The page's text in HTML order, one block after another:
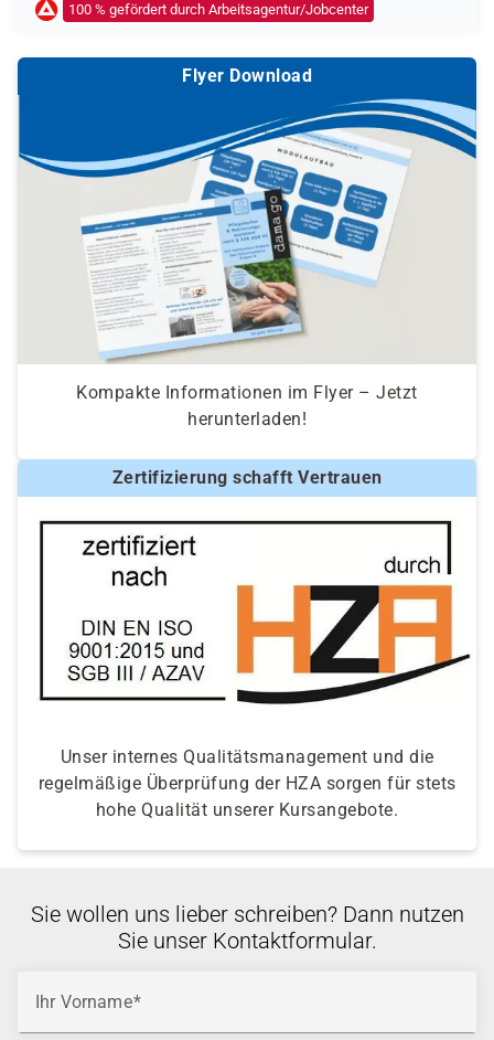
100 % gefördert durch Arbeitsagentur/Jobcenter
Flyer Download
Kompakte Informationen im Flyer – Jetzt
herunterladen!
Zertifizierung schafft Vertrauen
Unser internes Qualitätsmanagement und die
regelmäßige Überprüfung der HZA sorgen für stets
hohe Qualität unserer Kursangebote.
Sie wollen uns lieber schreiben? Dann nutzen
Sie unser Kontaktformular.
Ihr Vorname